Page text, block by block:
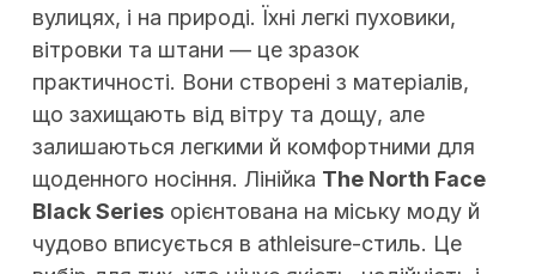
вулицях, і на природі. Їхні легкі пуховики,
вітровки та штани — це зразок
практичності. Вони створені з матеріалів,
що захищають від вітру та дощу, але
залишаються легкими й комфортними для
щоденного носіння. Лінійка The North Face
Black Series орієнтована на міську моду й
чудово вписується в athleisure-стиль. Це